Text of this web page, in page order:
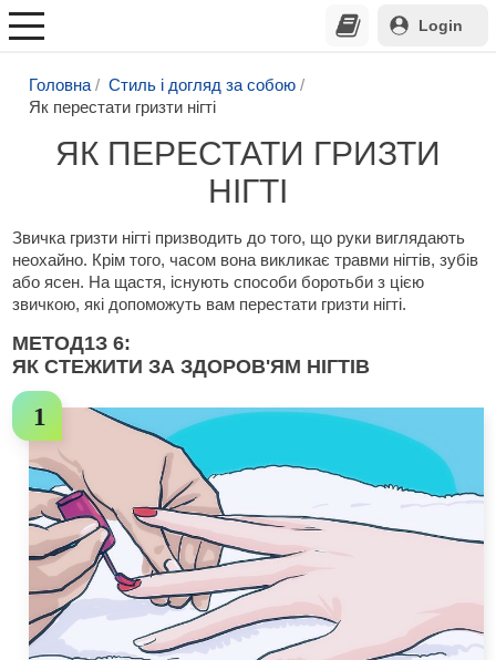
Login
Головна
Стиль і догляд за собою
Як перестати гризти нігті
ЯК ПЕРЕСТАТИ ГРИЗТИ
НІГТІ
Звичка гризти нігті призводить до того, що руки виглядають
неохайно. Крім того, часом вона викликає травми нігтів, зубів
або ясен. На щастя, існують способи боротьби з цією
звичкою, які допоможуть вам перестати гризти нігті.
МЕТОД1З 6:
ЯК СТЕЖИТИ ЗА ЗДОРОВ'ЯМ НІГТІВ